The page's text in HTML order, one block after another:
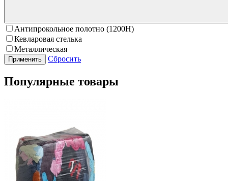
Антипрокольное полотно (1200Н)
Кевларовая стелька
Металлическая
Сбросить
Популярные товары